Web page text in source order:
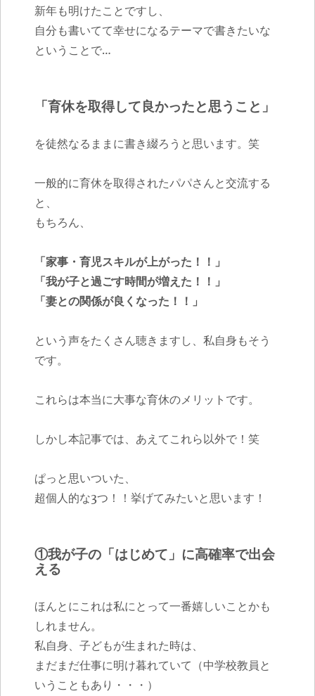
新年も明けたことですし、
自分も書いてて幸せになるテーマで書きたいな
ということで…
「育休を取得して良かったと思うこと」
を徒然なるままに書き綴ろうと思います。笑
一般的に育休を取得されたパパさんと交流する
と、
もちろん、
「家事・育児スキルが上がった！！」
「我が子と過ごす時間が増えた！！」
「妻との関係が良くなった！！」
という声をたくさん聴きますし、私自身もそう
です。
これらは本当に大事な育休のメリットです。
しかし本記事では、あえてこれら以外で！笑
ぱっと思いついた、
超個人的な3つ！！挙げてみたいと思います！
①我が子の「はじめて」に高確率で出会
える
ほんとにこれは私にとって一番嬉しいことかも
しれません。
私自身、子どもが生まれた時は、
まだまだ仕事に明け暮れていて（中学校教員と
いうこともあり・・・）